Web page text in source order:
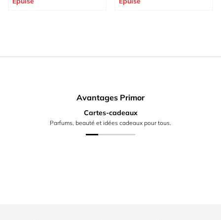
Avantages Primor
Cartes-cadeaux
Parfums, beauté et idées cadeaux pour tous.